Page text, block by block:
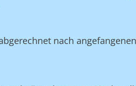
nach